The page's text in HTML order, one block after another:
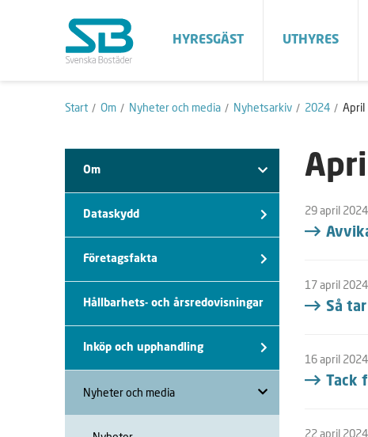
HYRESGÄST UTHYRES
Start Om Nyheter och media Nyhetsarkiv 2024 April
Om
Dataskydd
Företagsfakta
Hållbarhets- och årsredovisningar
Inköp och upphandling
Nyheter och media
29 april
17 april
Så
16 april
Tack
22 april